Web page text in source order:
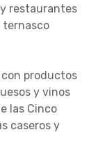
restaurantes
ternasco
productos
y vinos
las Cinco
caseros y